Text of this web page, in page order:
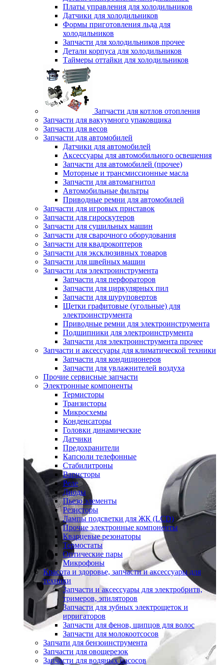
Платы управления для холодильников
Датчики для холодильников
Формы приготовления льда для
холодильников
Запчасти для холодильников прочее
Детали корпуса для холодильников
Таймеры оттайки для холодильников
Запчасти для котлов отопления
Запчасти для вакуумного упаковщика
Запчасти для весов
Запчасти для автомобилей
Датчики для автомобилей
Аксессуары для автомобильного освещения
Запчасти для автомобилей (прочее)
Моторные и трансмиссионные масла
Запчасти для автомагнитол
Автомобильные фильтры
Приводные ремни для автомобилей
Запчасти для игровых приставок
Запчасти для гироскутеров
Запчасти для сушильных машин
Запчасти для сварочного оборудования
Запчасти для квадрокоптеров
Запчасти для эксклюзивных товаров
Запчасти для швейных машин
Запчасти для электроинструмента
Запчасти для перфораторов
Запчасти для циркулярных пил
Запчасти для шуруповертов
Щетки графитовые (угольные) для
электроинструмента
Приводные ремни для электроинструмента
Подшипники для электроинструмента
Запчасти для электроинструмента прочее
Запчасти и аксессуары для климатической техники
Запчасти для кондиционеров
Запчасти для увлажнителей воздуха
Прочие сервисные запчасти
Электронные компоненты
Термисторы
Транзисторы
Микросхемы
Конденсаторы
Головки динамические
Датчики
Предохранители
Капсюли телефонные
Стабилитроны
Варисторы
Реле
Диоды
Пьезо элементы
Резисторы
Лампы подсветки для ЖК (LCD)
Прочие электронные компоненты
Кварцевые резонаторы
Термостаты
Оптические пары
Микрофоны
Красота и здоровье, запчасти и аксессуары для
техники
Запчасти и аксессуары для электробритв,
тримеров, эпиляторов
Запчасти для зубных электрощеток и
ирригаторов
Запчасти для фенов, щипцов для волос
Запчасти для молокоотсосов
Запчати для бензоинструмента
Запчасти для овощерезок
Запчасти для водяных насосов